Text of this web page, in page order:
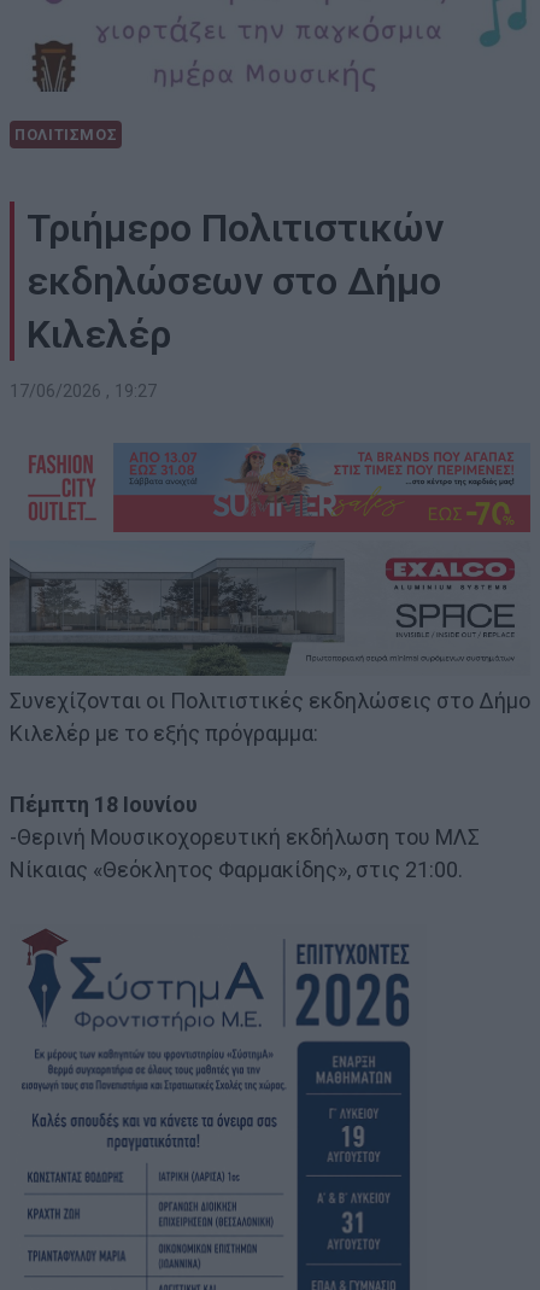
ΠΟΛΙΤΙΣΜΟΣ
Τριήμερο Πολιτιστικών
εκδηλώσεων στο Δήμο
Κιλελέρ
17/06/2026 , 19:27
Συνεχίζονται οι Πολιτιστικές εκδηλώσεις στο Δήμο
Κιλελέρ με το εξής πρόγραμμα:
Πέμπτη 18 Ιουνίου
-Θερινή Μουσικοχορευτική εκδήλωση του ΜΛΣ
Νίκαιας «Θεόκλητος Φαρμακίδης», στις 21:00.